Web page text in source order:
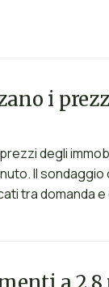
i
degli
Il
tra domanda